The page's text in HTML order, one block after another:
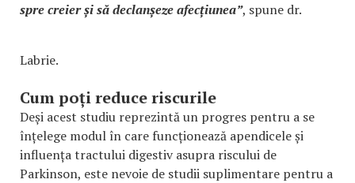
spre creier și să declanșeze afecțiunea”, spune dr.
Labrie.
Cum poți reduce riscurile
Deși acest studiu reprezintă un progres pentru a se
înțelege modul în care funcționează apendicele și
influența tractului digestiv asupra riscului de
Parkinson, este nevoie de studii suplimentare pentru a